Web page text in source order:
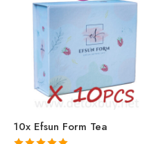
10x Efsun Form Tea